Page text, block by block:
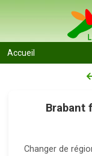
Accueil
Brabant
Changer de